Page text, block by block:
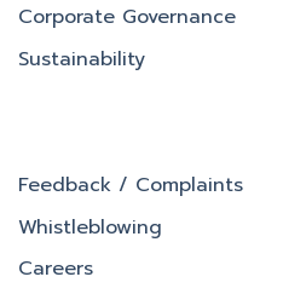
Corporate Governance
Sustainability
Feedback / Complaints
Whistleblowing
Careers